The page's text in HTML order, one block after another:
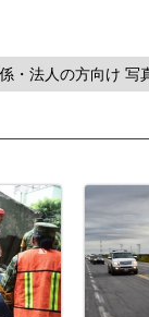
・法人の方向け 写